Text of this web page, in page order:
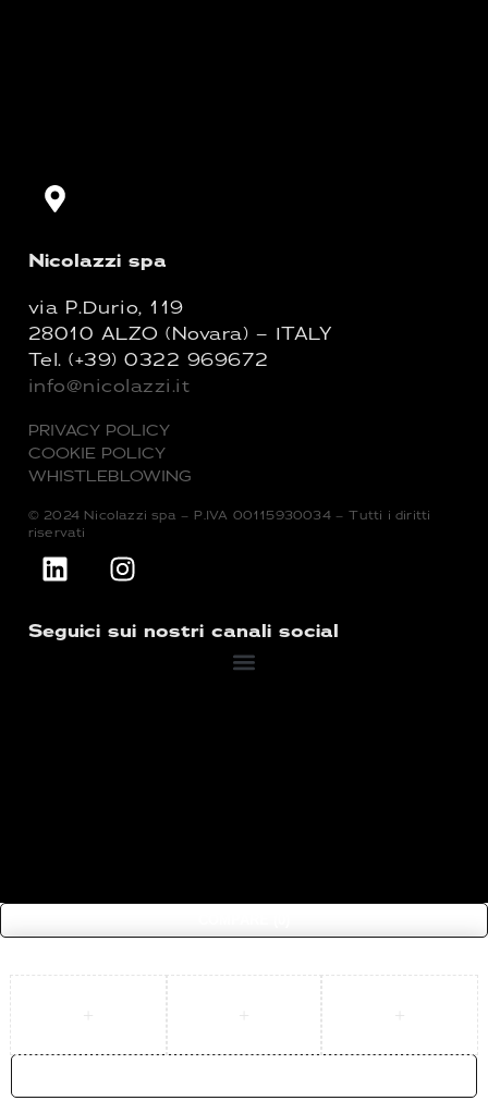
Nicolazzi spa
via P.Durio, 119
28010 ALZO (Novara) – ITALY
Tel.(+39) 0322 969672
info@nicolazzi.it
PRIVACY POLICY
COOKIE POLICY
WHISTLEBLOWING
© 2024 Nicolazzi spa – P.IVA 00115930034 – Tutti i diritti
riservati
Seguici sui nostri canali social